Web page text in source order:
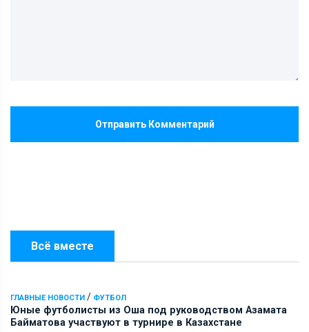
Всё вместе
ГЛАВНЫЕ НОВОСТИ / ФУТБОЛ
Юные футболисты из Оша под руководством Азамата
Байматова участвуют в турнире в Казахстане
Отправить Комментарий